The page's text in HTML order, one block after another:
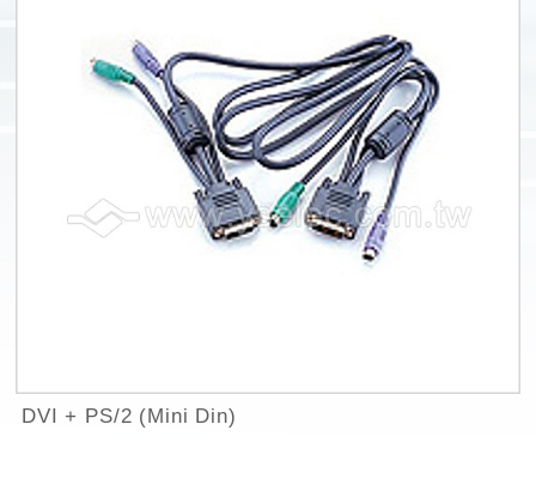
DVI + PS/2 (Mini Din)